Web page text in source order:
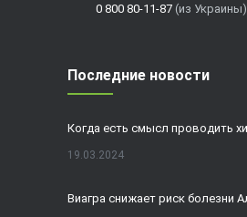
0 800 80-11-87 (из Украины)
Последние новости
19.03.2024